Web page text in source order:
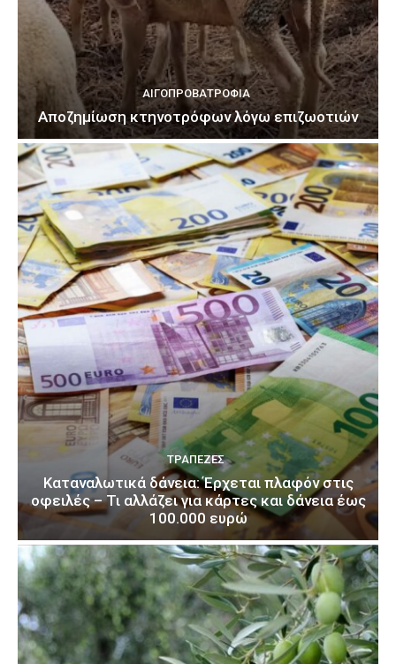
ΑΙΓΟΠΡΟΒΑΤΡΟΦΊΑ
Αποζημίωση κτηνοτρόφων λόγω επιζωοτιών
ΤΡΆΠΕΖΕΣ
Καταναλωτικά δάνεια: Έρχεται πλαφόν στις
οφειλές – Τι αλλάζει για κάρτες και δάνεια έως
100.000 ευρώ